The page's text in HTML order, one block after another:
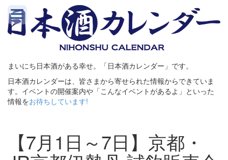
まいにち日本酒がある幸せ。「日本酒カレンダー」です。
日本酒カレンダーは、皆さまから寄せられた情報からできていま
す。イベントの開催案内や「こんなイベントがあるよ」といった
情報をお待ちしています!
【7月1日～7日】京都・